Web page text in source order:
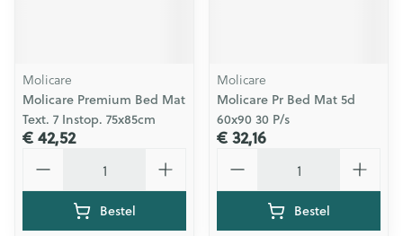
Molicare
Molicare Premium Bed Mat
Text. 7 Instop. 75x85cm
€ 42,52
Bestel
Molicare
Molicare Pr Bed Mat 5d
60x90 30 P/s
€ 32,16
Bestel